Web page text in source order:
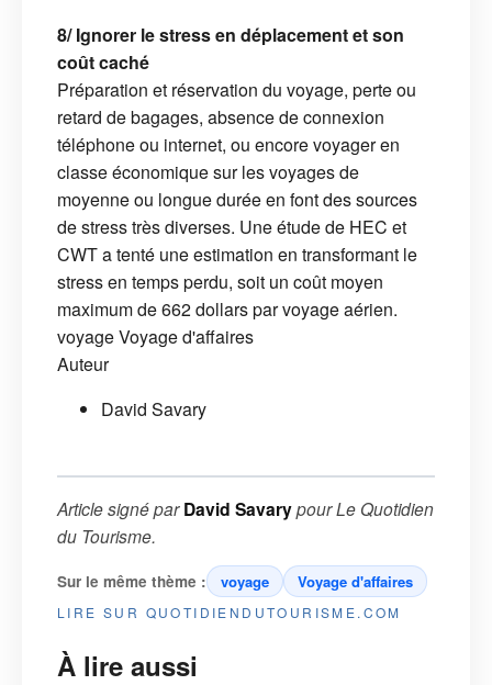
8/ Ignorer le stress en déplacement et son
coût caché
Préparation et réservation du voyage, perte ou
retard de bagages, absence de connexion
téléphone ou internet, ou encore voyager en
classe économique sur les voyages de
moyenne ou longue durée en font des sources
de stress très diverses. Une étude de HEC et
CWT a tenté une estimation en transformant le
stress en temps perdu, soit un coût moyen
maximum de 662 dollars par voyage aérien.
voyageVoyage d'affaires
Auteur
David Savary
Article signé parDavid SavarypourLe Quotidien
du Tourisme.
Sur le même thème : voyage Voyage d'affaires
LIRE SUR QUOTIDIENDUTOURISME.COM
À lire aussi